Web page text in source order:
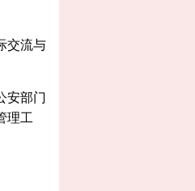
交流与
安部门
理工